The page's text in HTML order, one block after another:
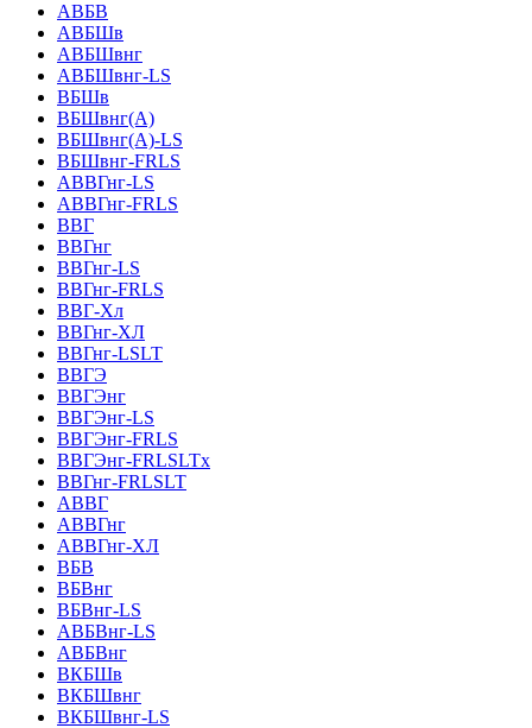
АВБВ
АВБШв
АВБШвнг
АВБШвнг-LS
ВБШв
ВБШвнг(A)
ВБШвнг(А)-LS
ВБШвнг-FRLS
АВВГнг-LS
АВВГнг-FRLS
ВВГ
ВВГнг
ВВГнг-LS
ВВГнг-FRLS
ВВГ-Хл
ВВГнг-ХЛ
ВВГнг-LSLT
ВВГЭ
ВВГЭнг
ВВГЭнг-LS
ВВГЭнг-FRLS
ВВГЭнг-FRLSLTх
ВВГнг-FRLSLT
АВВГ
АВВГнг
АВВГнг-ХЛ
ВБВ
ВБВнг
ВБВнг-LS
АВБВнг-LS
АВБВнг
ВКБШв
ВКБШвнг
ВКБШвнг-LS